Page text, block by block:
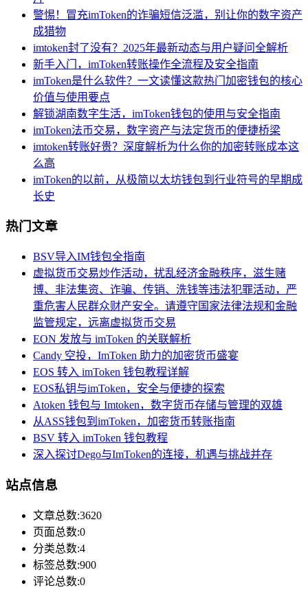
警惕！冒充imToken的诈骗短信泛滥，别让你的数字资产
成猎物
imtoken封了没有？2025年最新动态与用户疑问全解析
新手入门，imToken转账操作全流程及安全指南
imToken是什么软件？一文读懂这款热门加密钱包的核心
价值与使用要点
解锁湖南数字生活，imToken钱包的使用与安全指南
imToken法币交易，数字资产与法定货币的便捷桥梁
imtoken转账好贵？深度解析为什么你的加密转账成本这
么高
imToken的以前，从极简以太坊钱包到行业符号的早期成
长史
热门文章
BSV导入IM钱包全指南
虚拟货币交易炒作活动，扰乱经济金融秩序，滋生赌
博、非法集资、诈骗、传销、洗钱等违法犯罪活动，严
重危害人民群众财产安全。请遵守国家法律法规和金融
监管规定，远离虚拟货币交易
EON 发放与 imToken 的关联解析
Candy 空投，ImToken 助力的加密货币盛宴
EOS 转入 imToken 钱包教程详解
EOS私钥与imToken，安全与便捷的探索
Atoken 钱包与 Imtoken，数字货币存储与管理的双雄
从ASS钱包到imToken，加密货币转账指南
BSV 转入 imToken 钱包教程
深入探讨Dego与ImToken的连接，机遇与挑战并存
站点信息
文章总数:3620
页面总数:0
分类总数:4
标签总数:900
评论总数:0